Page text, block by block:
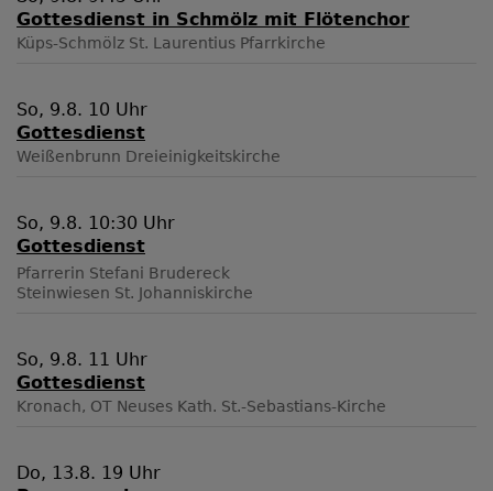
Gottesdienst in Schmölz mit Flötenchor
Küps-Schmölz St. Laurentius Pfarrkirche
So, 9.8. 10 Uhr
Gottesdienst
Weißenbrunn Dreieinigkeitskirche
So, 9.8. 10:30 Uhr
Gottesdienst
Pfarrerin Stefani Brudereck
Steinwiesen St. Johanniskirche
So, 9.8. 11 Uhr
Gottesdienst
Kronach, OT Neuses Kath. St.-Sebastians-Kirche
Do, 13.8. 19 Uhr